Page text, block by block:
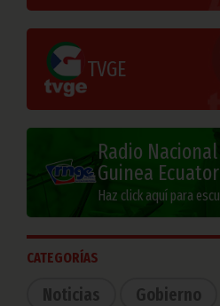
TVGE
Radio
Guinea
Haz click aquí para
CATEGORÍAS
Noticias
Gobierno